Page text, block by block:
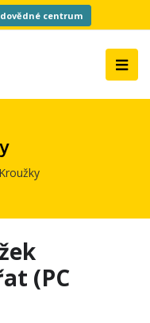
centrum
Kroužky
(PC